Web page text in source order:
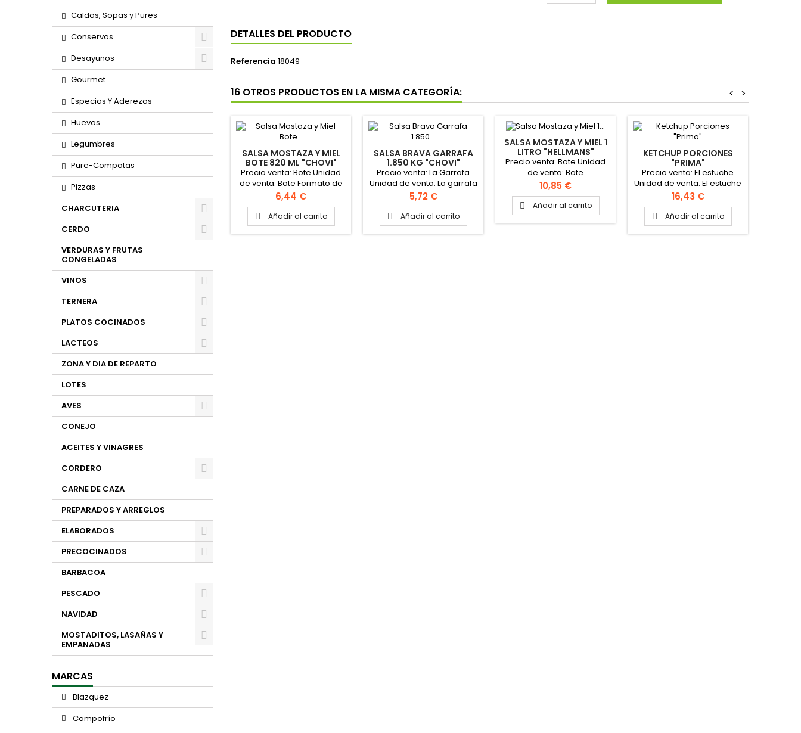
Caldos, Sopas y Pures
Conservas
Desayunos
Gourmet
Especias Y Aderezos
Huevos
Legumbres
Pure-Compotas
Pizzas
CHARCUTERIA
CERDO
VERDURAS Y FRUTAS
CONGELADAS
VINOS
TERNERA
PLATOS COCINADOS
LACTEOS
ZONA Y DIA DE REPARTO
LOTES
AVES
CONEJO
ACEITES Y VINAGRES
CORDERO
CARNE DE CAZA
PREPARADOS Y ARREGLOS
ELABORADOS
PRECOCINADOS
BARBACOA
PESCADO
NAVIDAD
MOSTADITOS, LASAÑAS Y
EMPANADAS
MARCAS
Blazquez
Campofrío
DETALLES DEL PRODUCTO
Referencia 18049
16 OTROS PRODUCTOS EN LA MISMA CATEGORÍA: >
<
SALSA MOSTAZA Y MIEL
BOTE 820 ML "CHOVI"
Precio venta: Bote Unidad
de venta: Bote Formato de
la caja: 8 botes
Precio
6,44 €
 Añadir al carrito
SALSA BRAVA GARRAFA
1.850 KG "CHOVI"
Precio venta: La Garrafa
Unidad de venta: La garrafa
Formato de la caja: 6
garrafas
Precio
5,72 €
 Añadir al carrito
SALSA MOSTAZA Y MIEL 1
LITRO "HELLMANS"
Precio venta: Bote Unidad
de venta: Bote
Precio
10,85 €
 Añadir al carrito
KETCHUP PORCIONES
"PRIMA"
Precio venta: El estuche
Unidad de venta: El estuche
Formato estuche: 270
sobres Peso del sobre: 10
gramos
Precio
16,43 €
 Añadir al carrito